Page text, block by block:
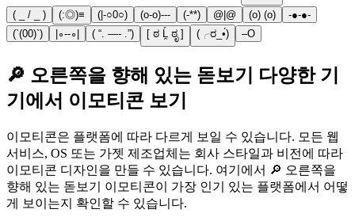
( _ / _ ) (:◎)≡ (|-○0○) (o-o)--- (-**) @|@ (o) (o)
-●-●-
(`(00)`)
|∘--∘| ( “. —- .”) [ ಠ Ĺ̯ ಠೃ ] (╭ರ_•́) –O
🔎 오른쪽을 향해 있는 돋보기 다양한 기
기에서 이모티콘 보기
이모티콘은 플랫폼에 따라 다르게 보일 수 있습니다. 모든 웹
서비스, OS 또는 가젯 제조업체는 회사 스타일과 비전에 따라
이모티콘 디자인을 만들 수 있습니다. 여기에서 🔎 오른쪽을
향해 있는 돋보기 이모티콘이 가장 인기 있는 플랫폼에서 어떻
게 보이는지 확인할 수 있습니다.